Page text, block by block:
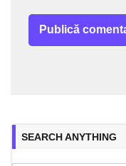
SEARCH ANYTHING